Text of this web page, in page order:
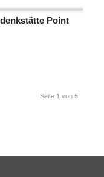
Point
Seite 1 von 5